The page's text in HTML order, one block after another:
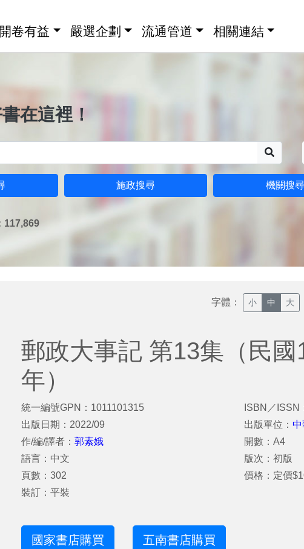
卷有益 嚴選企劃 流通管道 相關連結
在這裡！
施政搜尋 機關搜尋
117,869
字體： 小 中 大
郵政大事記 第13集（民國
年）
統一編號GPN：1011101315
出版日期：2022/09
作/編/譯者： 郭素娥
語言：中文
頁數：302
裝訂：平裝
ISBN／ISSN
出版單位：中
開數：A4
版次：初版
價格：定價
國家書店購買 五南書店購買